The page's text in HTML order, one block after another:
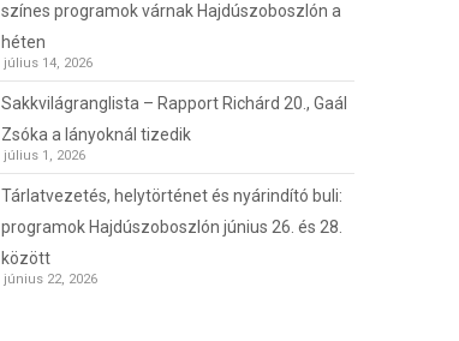
színes programok várnak Hajdúszoboszlón a
héten
július 14, 2026
Sakkvilágranglista – Rapport Richárd 20., Gaál
Zsóka a lányoknál tizedik
július 1, 2026
Tárlatvezetés, helytörténet és nyárindító buli:
programok Hajdúszoboszlón június 26. és 28.
között
június 22, 2026